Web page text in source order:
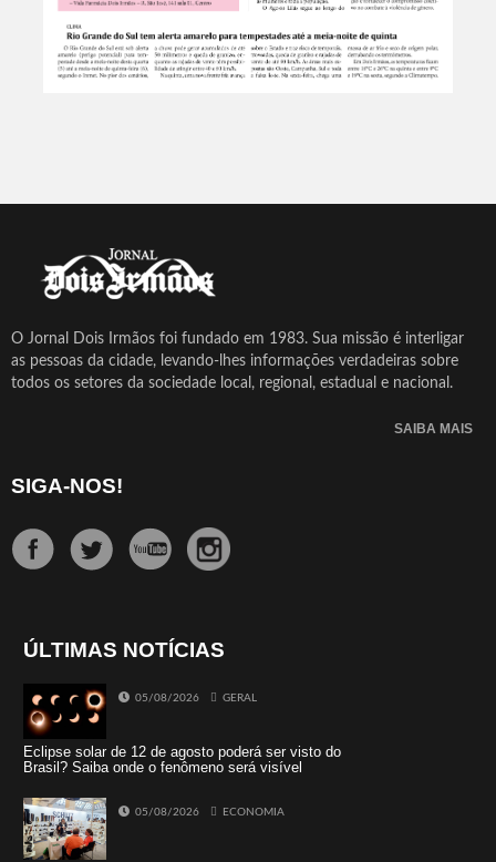
O Jornal Dois Irmãos foi fundado em 1983. Sua missão é interligar
as pessoas da cidade, levando-lhes informações verdadeiras sobre
todos os setores da sociedade local, regional, estadual e nacional.
SAIBA MAIS
SIGA-NOS!
ÚLTIMAS NOTÍCIAS
05/08/2026 GERAL
Eclipse solar de 12 de agosto poderá ser visto do
Brasil? Saiba onde o fenômeno será visível
05/08/2026 ECONOMIA